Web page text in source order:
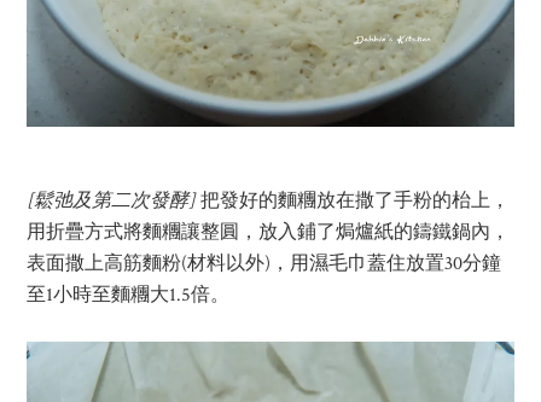
[鬆弛及第二次發酵]把發好的麵糰放在撒了手粉的枱上，
用折疊方式將麵糰讓整圓，放入鋪了焗爐紙的鑄鐵鍋內，
表面撒上高筋麵粉(材料以外)，用濕毛巾蓋住放置30分鐘
至1小時至麵糰大1.5倍。